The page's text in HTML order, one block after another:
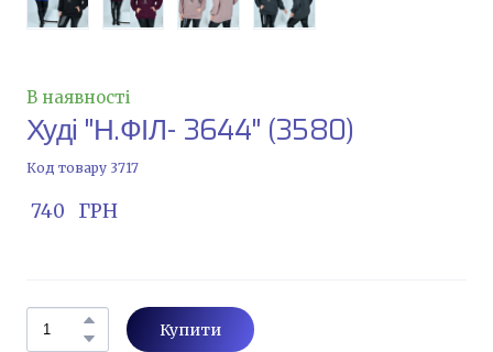
В наявності
Худі "Н.ФІЛ- 3644" (3580)
Код товару 3717
740   ГРН
Купити